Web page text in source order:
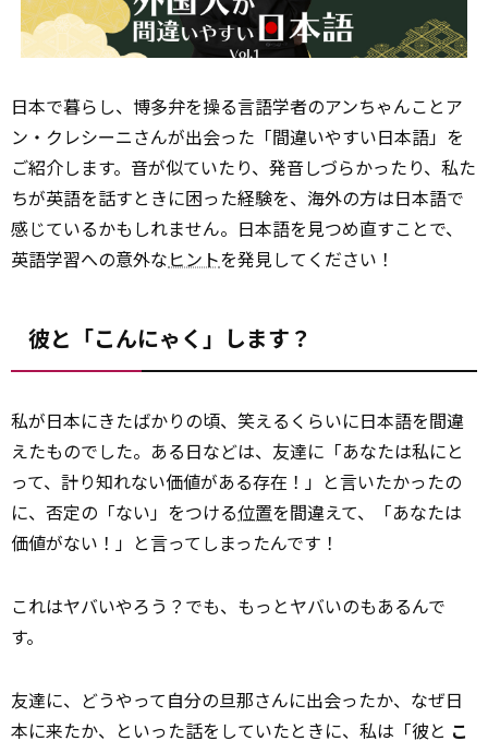
日本で暮らし、博多弁を操る言語学者のアンちゃんことア
ン・クレシーニさんが出会った「間違いやすい日本語」を
ご紹介します。音が似ていたり、発音しづらかったり、私た
ちが英語を話すときに困った経験を、海外の方は日本語で
感じているかもしれません。日本語を見つめ直すことで、
英語学習への意外なヒントを発見してください！
彼と「こんにゃく」します？
私が日本にきたばかりの頃、笑えるくらいに日本語を間違
えたものでした。ある日などは、友達に「あなたは私にと
って、計り知れない価値がある存在！」と言いたかったの
に、否定の「ない」をつける位置を間違えて、「あなたは
価値がない！」と言ってしまったんです！
これはヤバいやろう？でも、もっとヤバいのもあるんで
す。
友達に、どうやって自分の旦那さんに出会ったか、なぜ日
本に来たか、といった話をしていたときに、私は「彼と こ